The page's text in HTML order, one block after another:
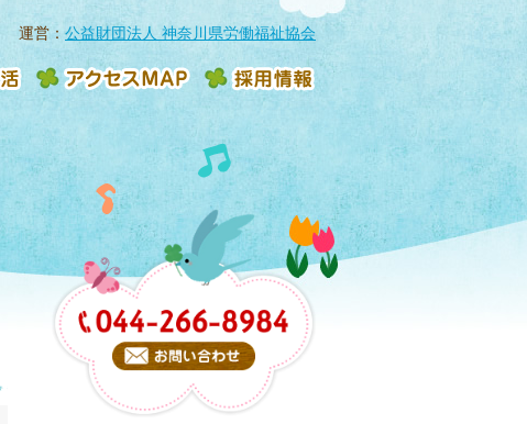
運営： 公益財団法人 神奈川県労働福祉協会